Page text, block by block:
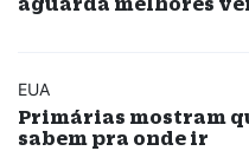
EUA
Primárias mostram
sabem pra onde ir